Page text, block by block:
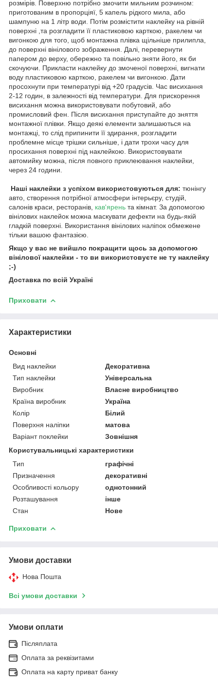
розмірів. Поверхню потрібно змочити мильним розчином:
приготованим в пропорціяї, 5 капель рідкого мила, або
шампуню на 1 літр води. Потім розмістити наклейку на рівній
поверхні ,та розгладити її пластиковою карткою, ракелем чи
вигонкою для того, щоб монтажна плівка щільніше прилипла,
до поверхні вінілового зображення. Далі, перевернути
папером до верху, обережно та повільно зняти його, як би
скочуючи. Прикласти наклейку до змоченої поверхні, вигнати
воду пластиковою карткою, ракелем чи вигонкою. Дати
просохнути при температурі від +20 градусів. Час висихання
2-12 годин, в залежності від температури. Для прискорення
висихання можна використовувати побутовий, або
промисловий фен. Після висихання приступайте до зняття
монтажної плівки. Якщо деякі елементи залишаються на
монтажці, то слід припинити її здирання, розгладити
проблемне місце трішки сильніше, і дати трохи часу для
просихання поверхні під наклейкою. Використовувати
автомийку можна, після повного приклеювання наклейки,
через 24 години.
Наші наклейки з успіхом використовуються для: тюнінгу
авто, створення потрібної атмосфери інтерьєру, студій,
салонів краси, ресторанів, кав'ярень та кімнат. За допомогою
вінілових наклейок можна маскувати дефекти на будь-якій
гладкій поверхні. Використання вінілових наліпок обмежене
тільки вашою фантазією.
Якщо у вас не вийшло покращити щось за допомогою
вінілової наклейки - то ви використовуєте не ту наклейку
;-)
Доставка по всій Україні
Приховати
Характеристики
Основні
Вид наклейки
Декоративна
Тип наклейки
Універсальна
Виробник
Власне виробництво
Країна виробник
Україна
Колір
Білий
Поверхня наліпки
матова
Варіант поклейки
Зовнішня
Користувальницькі характеристики
Тип
графічні
Призначення
декоративні
Особливості кольору
однотонний
Розташування
інше
Стан
Нове
Приховати
Умови доставки
Нова Пошта
Всі умови доставки
Умови оплати
Післяплата
Оплата за реквізитами
Оплата на карту приват банку